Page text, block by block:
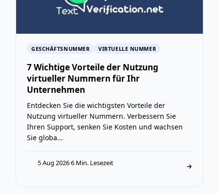
GESCHÄFTSNUMMER VIRTUELLE NUMMER
7 Wichtige Vorteile der Nutzung
virtueller Nummern für Ihr
Unternehmen
Entdecken Sie die wichtigsten Vorteile der
Nutzung virtueller Nummern. Verbessern Sie
Ihren Support, senken Sie Kosten und wachsen
Sie globa...
5 Aug 2026·6 Min. Lesezeit →